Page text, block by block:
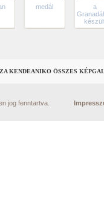
medál
a
KENDEANIKO ÖSSZES
jog fenntartva.